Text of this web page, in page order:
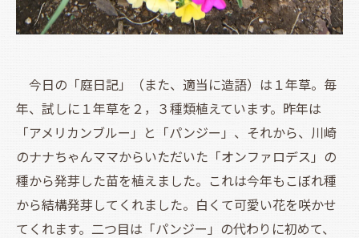
今日の「庭日記」（また、適当に造語）は１年草。毎
年、試しに１年草を２，３種類植えています。昨年は
「アメリカンブルー」と「パンジー」、それから、川崎
のナナちゃんママからいただいた「オンファロデス」の
種から発芽した苗を植えました。これは今年もこぼれ種
から結構発芽してくれました。白くて可愛い花を咲かせ
てくれます。二つ目は「パンジー」の代わりに初めて、